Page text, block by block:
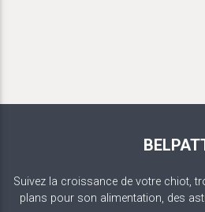
Suivez la croissance de votre chiot,
plans pour son alimentation, des